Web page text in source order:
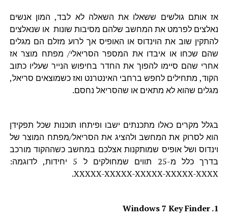
אז אותם גולשים ששאלו את השאלה לא לבד, המון אנשים
נאלצים לפרמט את המחשב שלהם מסיבות שונות או שנאלצים
להתקין שוב את הוינדוס או האופיס אך לרוע מזלם הם מגלים
שהם שכחו או איבדו את המספר הסריאלי/ מפתח מוצר אז
אחרי שהם סיימו להפוך את החדר בחיפוש הנייר שעליו כתוב
הקוד, מתחילים לחפש ברחבי האינטרנט ואז כשמוצאים סריאל,
מגלים שהוא לא מתאים או שהסריאל נחסם.
בגלל מקרים כאלו מתכנתים ישבו ופיתחו תוכנות שכל תפקידן
הוא לסרוק את המחשב ולהציג את הסריאל/מפתח המוצר של
וינדוס ושל אופיס שמותקנות אצלכם במחשב כשההקוד מורכב
בדרך כלל מ-25 תווים שמחולקים ל 5 יחידות, לדוגמה:
XXXXX-XXXXX-XXXXX-XXXXX-XXXX.
1. Windows 7 Key Finder